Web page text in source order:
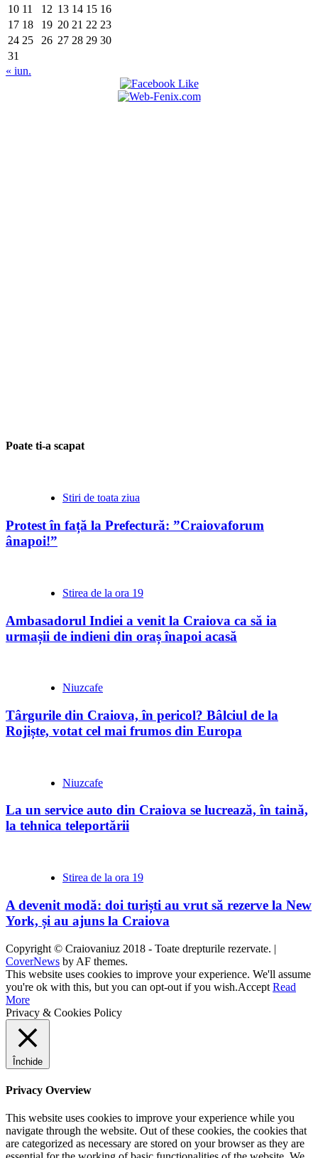
10 11 12 13 14 15 16
17 18 19 20 21 22 23
24 25 26 27 28 29 30
31
« iun.
Poate ti-a scapat
Stiri de toata ziua
Protest în față la Prefectură: ”Craiovaforum
ânapoi!”
Stirea de la ora 19
Ambasadorul Indiei a venit la Craiova ca să ia
urmașii de indieni din oraș înapoi acasă
Niuzcafe
Târgurile din Craiova, în pericol? Bâlciul de la
Rojiște, votat cel mai frumos din Europa
Niuzcafe
La un service auto din Craiova se lucrează, în taină,
la tehnica teleportării
Stirea de la ora 19
A devenit modă: doi turiști au vrut să rezerve la New
York, și au ajuns la Craiova
Copyright © Craiovaniuz 2018 - Toate drepturile rezervate. |
CoverNews by AF themes.
This website uses cookies to improve your experience. We'll assume
you're ok with this, but you can opt-out if you wish.Accept Read
More
Privacy & Cookies Policy
Închide
Privacy Overview
This website uses cookies to improve your experience while you
navigate through the website. Out of these cookies, the cookies that
are categorized as necessary are stored on your browser as they are